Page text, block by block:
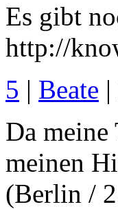
Es gibt
http://
5 | Beate
Da
meinen
(Berlin /